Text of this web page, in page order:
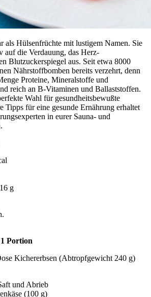
als Hülsenfrüchte mit lustigem Namen. Sie
auf die Verdauung, das Herz-
Blutzuckerspiegel aus. Seit etwa 8000
Nährstoffbomben bereits verzehrt, denn
Proteine, Mineralstoffe und
reich an B-Vitaminen und Ballaststoffen.
Wahl für gesundheitsbewußte
Tipps für eine gesunde Ernährung erhaltet
in eurer Sauna- und
g
Portion
Kichererbsen (Abtropfgewicht 240 g)
und Abrieb
(100 g)